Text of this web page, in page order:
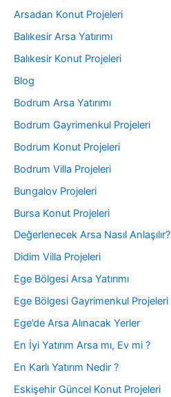
Arsadan Konut Projeleri
Balıkesir Arsa Yatırımı
Balıkesir Konut Projeleri
Blog
Bodrum Arsa Yatırımı
Bodrum Gayrimenkul Projeleri
Bodrum Konut Projeleri
Bodrum Villa Projeleri
Bungalov Projeleri
Bursa Konut Projeleri
Değerlenecek Arsa Nasıl Anlaşılır?
Didim Villa Projeleri
Ege Bölgesi Arsa Yatırımı
Ege Bölgesi Gayrimenkul Projeleri
Ege’de Arsa Alınacak Yerler
En İyi Yatırım Arsa mı, Ev mi ?
En Karlı Yatırım Nedir ?
Eskişehir Güncel Konut Projeleri